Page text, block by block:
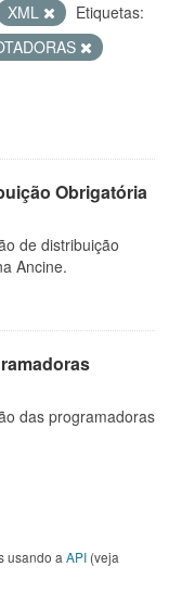
XML
Etiquetas:
Obrigatória
de distribuição
Ancine.
das programadoras
usando a API (veja